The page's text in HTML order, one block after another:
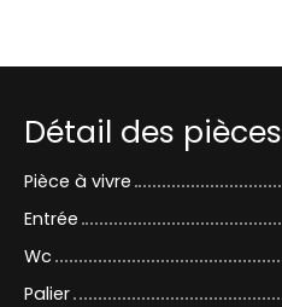
Détail des pièces
Pièce à vivre
Entrée
Wc
Palier